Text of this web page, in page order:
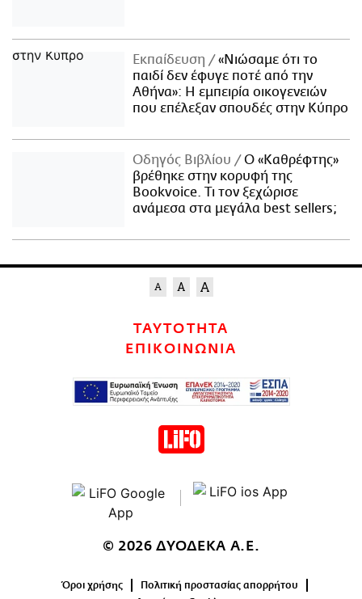
Εκπαίδευση
«Νιώσαμε ότι το
παιδί δεν έφυγε ποτέ από την
Αθήνα»: Η εμπειρία οικογενειών
που επέλεξαν σπουδές στην Κύπρο
Οδηγός Βιβλίου
Ο «Καθρέφτης»
βρέθηκε στην κορυφή της
Bookvoice. Τι τον ξεχώρισε
ανάμεσα στα μεγάλα best sellers;
ΤΑΥΤΟΤΗΤΑ
ΕΠΙΚΟΙΝΩΝΙΑ
© 2026 ΔΥΟΔΕΚΑ Α.Ε.
Όροι χρήσης
Πολιτική προστασίας απορρήτου